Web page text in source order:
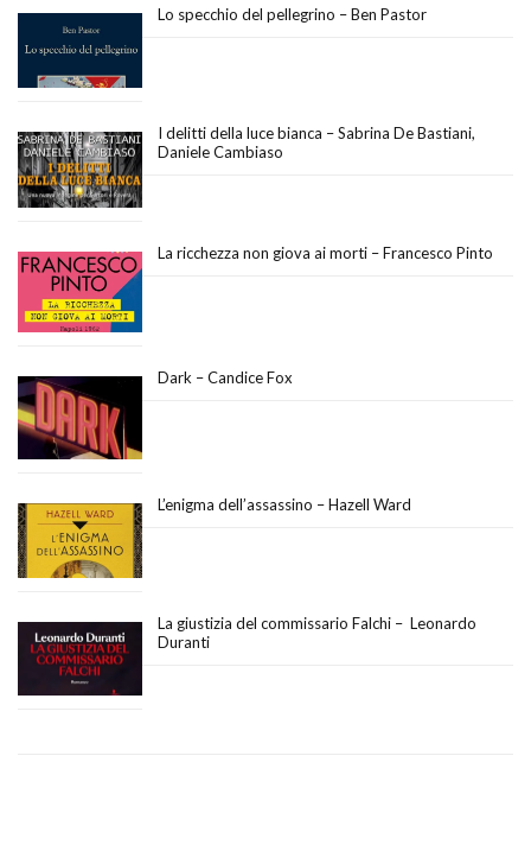
Lo specchio del pellegrino – Ben Pastor
I delitti della luce bianca – Sabrina De Bastiani,
Daniele Cambiaso
La ricchezza non giova ai morti – Francesco Pinto
Dark – Candice Fox
L’enigma dell’assassino – Hazell Ward
La giustizia del commissario Falchi – Leonardo
Duranti